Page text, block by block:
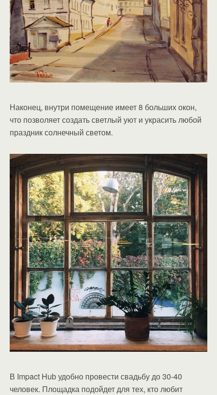
Наконец, внутри помещение имеет 8 больших окон,
что позволяет создать светлый уют и украсить любой
праздник солнечный светом.
В Impact Hub удобно провести свадьбу до 30-40
человек. Площадка подойдет для тех, кто любит